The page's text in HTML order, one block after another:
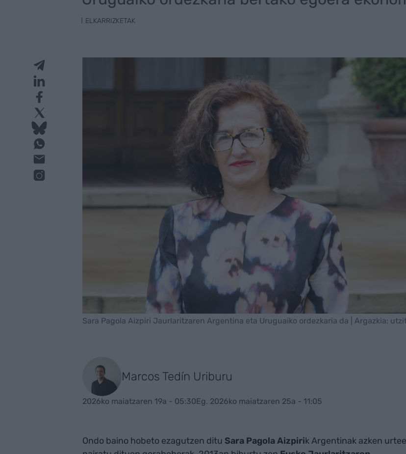
ELKARRIZKETAK
Sara Pagola Aizpiri Jaurlaritzaren Argentina eta Uruguaiko ordezkaria da | Argazkia:
Marcos Tedín Uriburu
2026ko maiatzaren 19a - 05:30Eg. 2026ko maiatzaren 25a - 11:05
Ondo baino hobeto ezagutzen ditu Sara Pagola Aizpirik Argentinak azken